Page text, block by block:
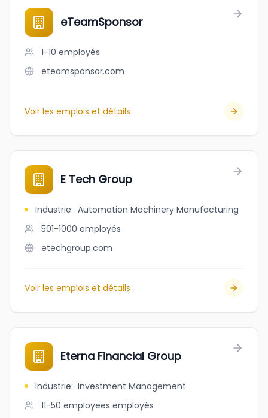
eTeamSponsor
1-10 employés
eteamsponsor.com
Voir les emplois et détails
E Tech Group
Industrie: Automation Machinery Manufacturing
501-1000 employés
etechgroup.com
Voir les emplois et détails
Eterna Financial Group
Industrie: Investment Management
11-50 employees employés